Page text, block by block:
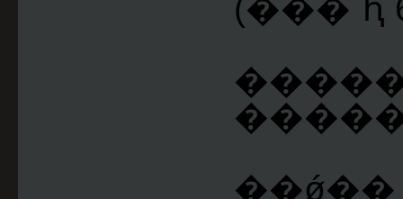
(���˭ԧ
�����
��ǿ��